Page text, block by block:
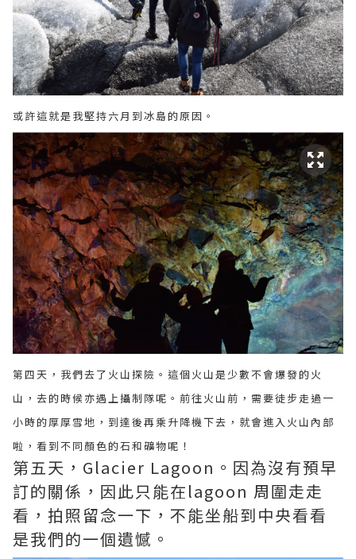
或許這就是我堅持六月到冰島的原因。
第四天，我們去了火山探險。這個火山是少數不會爆發的火
山，去的時候亦遇上攝制隊呢。前往火山前，需要徒步走過一
小時的厚厚雪地，到達後再乘升降機下去，就會進入火山內部
啦，看到不同顏色的石和礦物呢！
第五天，Glacier Lagoon。因為沒有預早
訂的關係，因此只能在lagoon 周圍走走
看，拍照留念一下，不能坐船到中央看看
是我們的一個遺憾。